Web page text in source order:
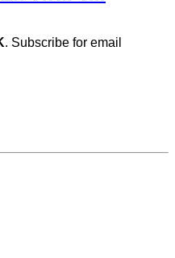
. Subscribe for email